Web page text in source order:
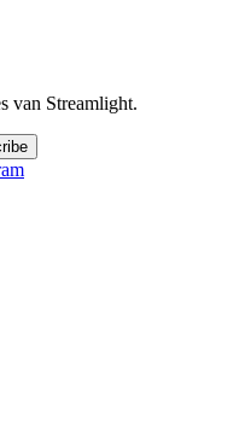
van Streamlight.